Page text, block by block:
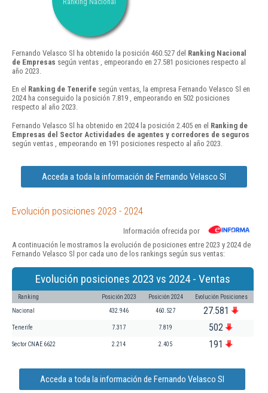
Fernando Velasco Sl ha obtenido la posición 460.527 del Ranking Nacional
de Empresas según ventas , empeorando en 27.581 posiciones respecto al
año 2023.
En el Ranking de Tenerife según ventas, la empresa Fernando Velasco Sl en
2024 ha conseguido la posición 7.819 , empeorando en 502 posiciones
respecto al año 2023.
Fernando Velasco Sl ha obtenido en 2024 la posición 2.405 en el Ranking de
Empresas del Sector Actividades de agentes y corredores de seguros
según ventas , empeorando en 191 posiciones respecto al año 2023.
Acceda a toda la información de Fernando Velasco Sl
Evolución posiciones 2023 - 2024
Información ofrecida por
A continuación le mostramos la evolución de posiciones entre 2023 y 2024 de
Fernando Velasco Sl por cada uno de los rankings según sus ventas:
Evolución posiciones 2023 vs 2024 - Ventas
Ranking Posición 2023 Posición 2024 Evolución Posiciones
Nacional 432.946 460.527 27.581
Tenerife 7.317 7.819 502
Sector CNAE 6622 2.214 2.405 191
Acceda a toda la información de Fernando Velasco Sl